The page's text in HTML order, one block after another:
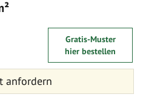
Gratis-Muster
hier bestellen
anfordern